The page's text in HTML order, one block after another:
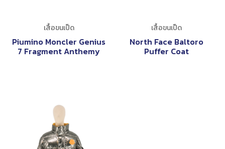
เสื้อขนเป็ด
Piumino Moncler Genius
7 Fragment Anthemy
เสื้อขนเป็ด
North Face Baltoro
Puffer Coat